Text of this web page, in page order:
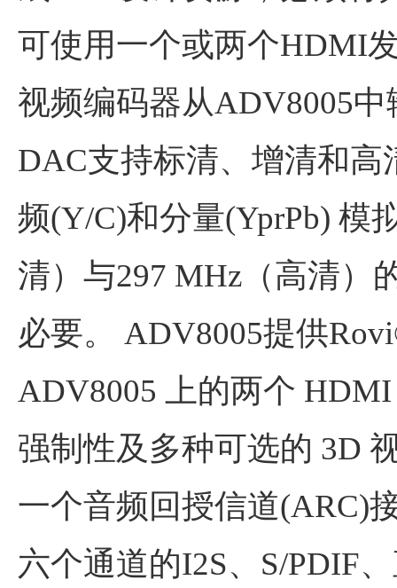
可使用一个或两个HDMI
视频编码器从ADV8005
DAC支持标清、增清和高
频(Y/C)和分量(YprPb) 模
清）与297 MHz（高清）
必要。 ADV8005提供
ADV8005 上的两个
强制性及多种可选的 3D
一个音频回授信道(ARC)
六个通道的I2S、S/PDIF